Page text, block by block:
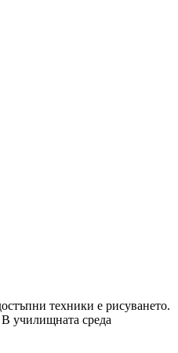
техники е рисуването.
В училищната среда